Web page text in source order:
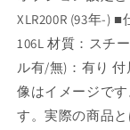
を
減
ら
す
XLR200R (93年-)
106L 材質：スチ
ル有/無)：有り
像はイメージで
す。実際の商品